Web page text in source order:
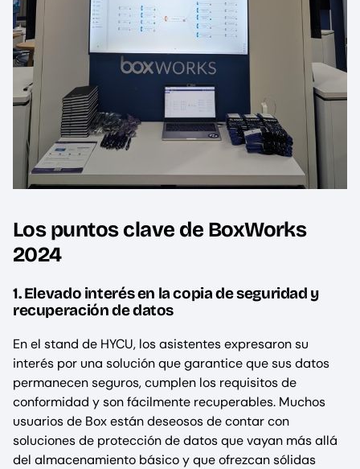
Los puntos clave de BoxWorks
2024
1. Elevado interés en la copia de seguridad y
recuperación de datos
En el stand de HYCU, los asistentes expresaron su
interés por una solución que garantice que sus datos
permanecen seguros, cumplen los requisitos de
conformidad y son fácilmente recuperables. Muchos
usuarios de Box están deseosos de contar con
soluciones de protección de datos que vayan más allá
del almacenamiento básico y que ofrezcan sólidas